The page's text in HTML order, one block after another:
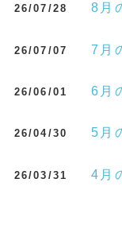
26/07/28 8月
26/07/07 7月
26/06/01 6月
26/04/30 5月
26/03/31 4月